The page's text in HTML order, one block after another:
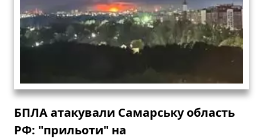
БПЛА атакували Самарську область
РФ: "прильоти" на